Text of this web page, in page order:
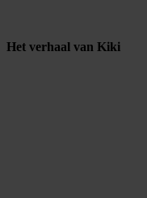
Het verhaal van Kiki